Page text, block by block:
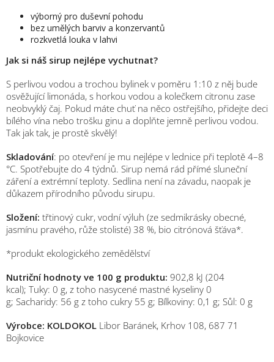
výborný pro duševní pohodu
bez umělých barviv a konzervantů
rozkvetlá louka v lahvi
Jak si náš sirup nejlépe vychutnat?
S perlivou vodou a trochou bylinek v poměru 1:10 z něj bude
osvěžující limonáda, s horkou vodou a kolečkem citronu zase
neobvyklý čaj. Pokud máte chuť na něco ostřejšího, přidejte deci
bílého vína nebo trošku ginu a doplňte jemně perlivou vodou.
Tak jak tak, je prostě skvělý!
Skladování: po otevření je mu nejlépe v lednice při teplotě 4–8
°C. Spotřebujte do 4 týdnů. Sirup nemá rád přímé sluneční
záření a extrémní teploty. Sedlina není na závadu, naopak je
důkazem přírodního původu sirupu.
Složení: třtinový cukr, vodní výluh (ze sedmikrásky obecné,
jasmínu pravého, růže stolisté) 38 %, bio citrónová šťáva*.
*produkt ekologického zemědělství
Nutriční hodnoty ve 100 g produktu: 902,8 kJ (204
kcal); Tuky: 0 g, z toho nasycené mastné kyseliny 0
g; Sacharidy: 56 g z toho cukry 55 g; Bílkoviny: 0,1 g; Sůl: 0 g
Výrobce: KOLDOKOL Libor Baránek, Krhov 108, 687 71
Bojkovice